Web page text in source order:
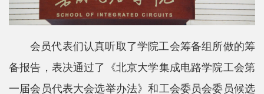
会员代表们认真听取了学院工会筹备组所做的筹
备报告，表决通过了《北京大学集成电路学院工会第
一届会员代表大会选举办法》和工会委员会委员候选